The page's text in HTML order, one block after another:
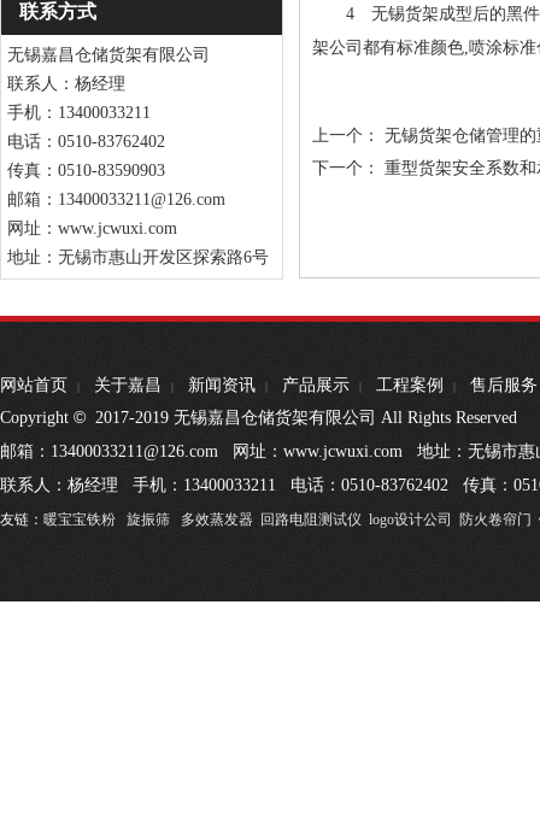
联系方式
无锡嘉昌仓储货架有限公司
联系人：杨经理
手机：13400033211
电话：0510-83762402
传真：0510-83590903
邮箱：13400033211@126.com
网址：www.jcwuxi.com
地址：无锡市惠山开发区探索路6号
4 无锡货架成型后的黑件都
架公司都有标准颜色,喷涂标
上一个： 无锡货架仓储管理的
下一个： 重型货架安全系数和
网站首页 | 关于嘉昌 | 新闻资讯 | 产品展示 | 工程案例 |
售后服务
Copyright © 2017-2019 无锡嘉昌仓储货架有限公司 All Rights Reserved
邮箱：13400033211@126.com 网址：www.jcwuxi.com 地址：无锡市
联系人：杨经理 手机：13400033211 电话：0510-83762402 传真：
友链： 暖宝宝铁粉 旋振筛 多效蒸发器 回路电阻测试仪 logo设计公司 防火卷帘门